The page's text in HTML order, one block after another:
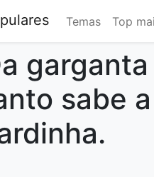
Temas Top
sabe